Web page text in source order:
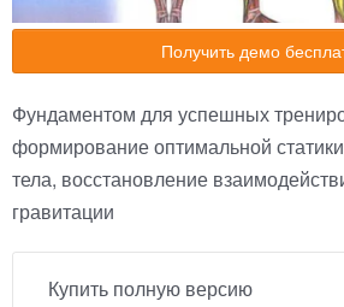
Получить демо
Фундаментом для успешных
формирование оптимальной
тела, восстановление
гравитации
Купить полную версию